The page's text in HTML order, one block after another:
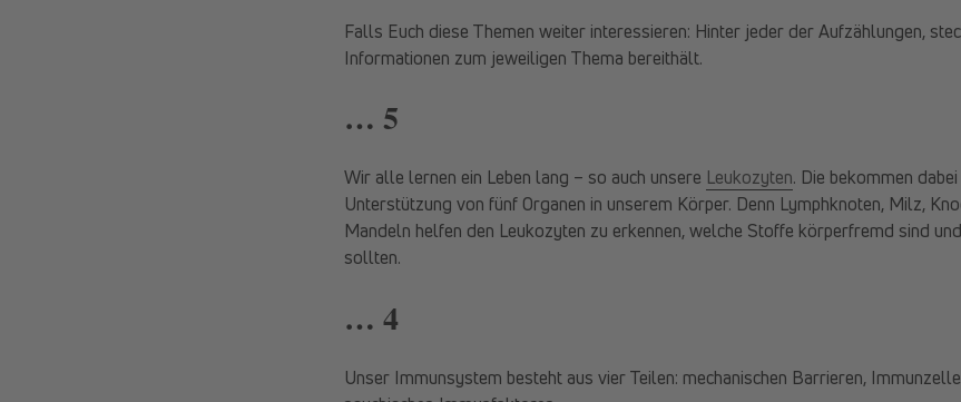
Falls Euch diese Themen weiter interessieren: Hinter jeder der Aufzählungen,
Informationen zum jeweiligen Thema bereithält.
… 5
Wir alle lernen ein Leben lang – so auch unsere Leukozyten. Die bekommen
Unterstützung von fünf Organen in unserem Körper. Denn Lymphknoten, Milz,
Mandeln helfen den Leukozyten zu erkennen, welche Stoffe körperfremd sind
sollten.
… 4
Unser Immunsystem besteht aus vier Teilen: mechanischen Barrieren,